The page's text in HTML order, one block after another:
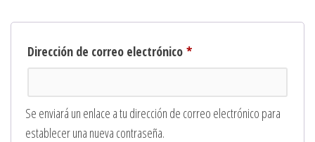
Dirección de correo electrónico *
Se enviará un enlace a tu dirección de correo electrónico para
establecer una nueva contraseña.